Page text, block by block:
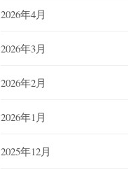
2026年4月
2026年3月
2026年2月
2026年1月
2025年12月